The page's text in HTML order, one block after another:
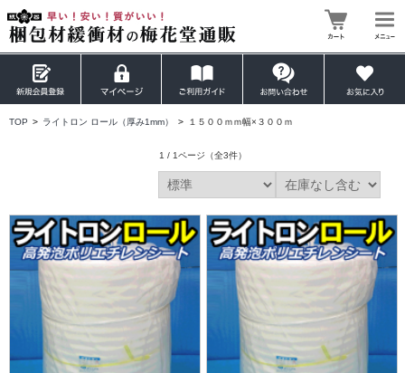
TOP > ライトロン ロール（厚み1mm） > １５００ｍｍ幅×３００ｍ
1 / 1ページ （全3件）